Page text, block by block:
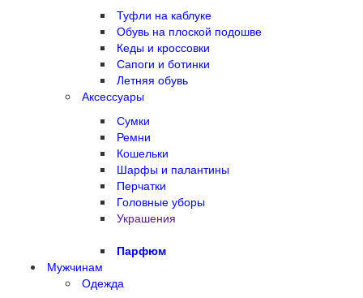
Туфли на каблуке
Обувь на плоской подошве
Кеды и кроссовки
Сапоги и ботинки
Летняя обувь
Аксессуары
Сумки
Ремни
Кошельки
Шарфы и палантины
Перчатки
Головные уборы
Украшения
Парфюм
Мужчинам
Одежда